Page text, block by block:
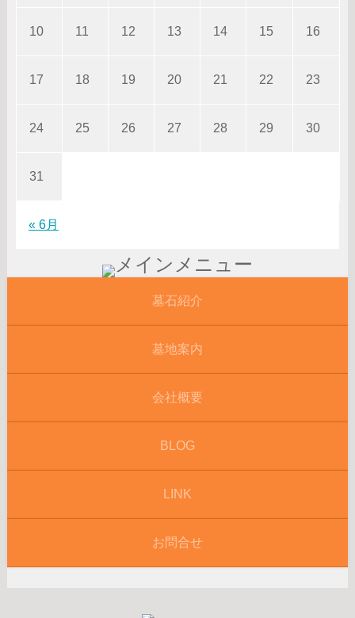
« 6月
10 11 12 13 14 15 16
17 18 19 20 21 22 23
24 25 26 27 28 29 30
31
墓石紹介
墓地案内
会社概要
BLOG
LINK
お問合せ